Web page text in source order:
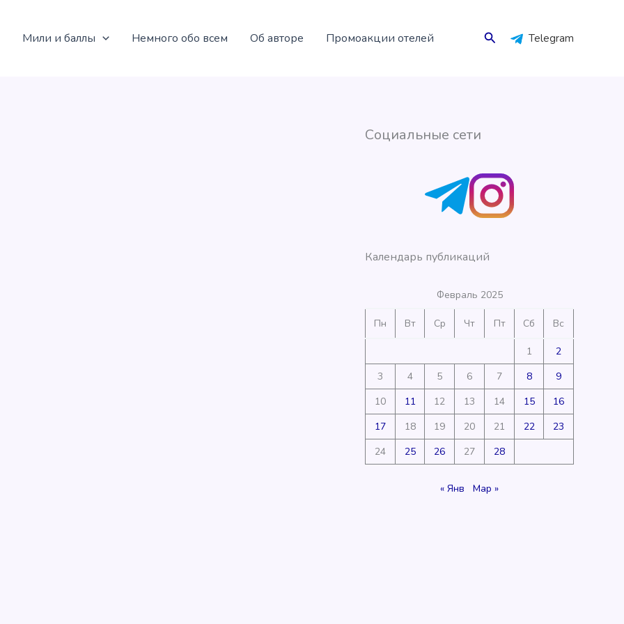
Мили и баллы Немного обо всем Об авторе Промоакции отелей Поиск Telegram
Социальные сети
Календарь публикаций
Февраль 2025
Пн Вт Ср Чт Пт Сб Вс
1
2
3
4 5 6 7 8
9
10
11 12 13 14 15
16
17
18 19 20 21 22
23
24
25 26 27 28
« Янв Мар »